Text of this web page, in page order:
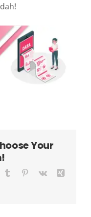
Your
Tumblr Pinterest
Vk